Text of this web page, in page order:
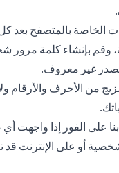
الخاصة بالمتصفح بعد
وقم بإنشاء كلمة مرور
مصدر غير معروف.
من الأحرف والأرقام
الفور إذا واجهت أي